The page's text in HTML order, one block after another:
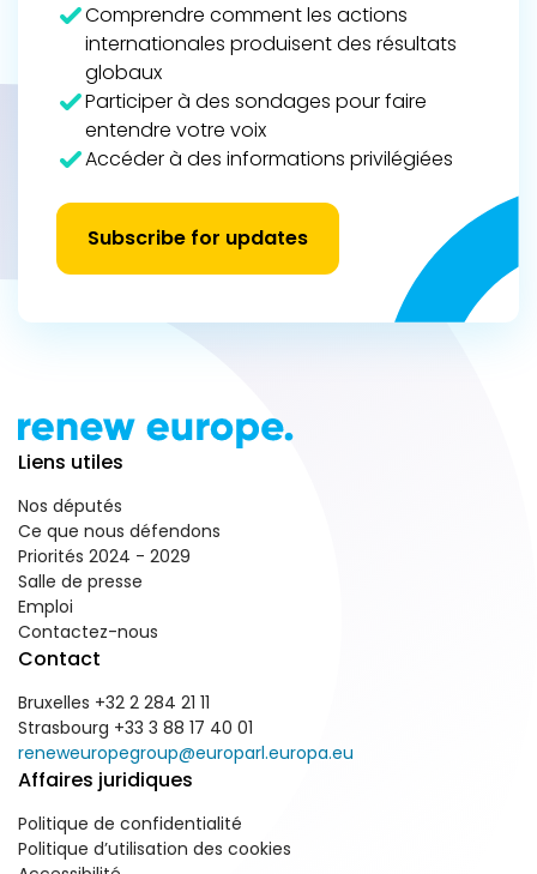
Comprendre comment les actions
internationales produisent des résultats
globaux
Participer à des sondages pour faire
entendre votre voix
Accéder à des informations privilégiées
Subscribe for updates
Liens utiles
Nos députés
Ce que nous défendons
Priorités 2024 - 2029
Salle de presse
Emploi
Contactez-nous
Contact
Bruxelles +32 2 284 21 11
Strasbourg +33 3 88 17 40 01
reneweuropegroup@europarl.europa.eu
Affaires juridiques
Politique de confidentialité
Politique d’utilisation des cookies